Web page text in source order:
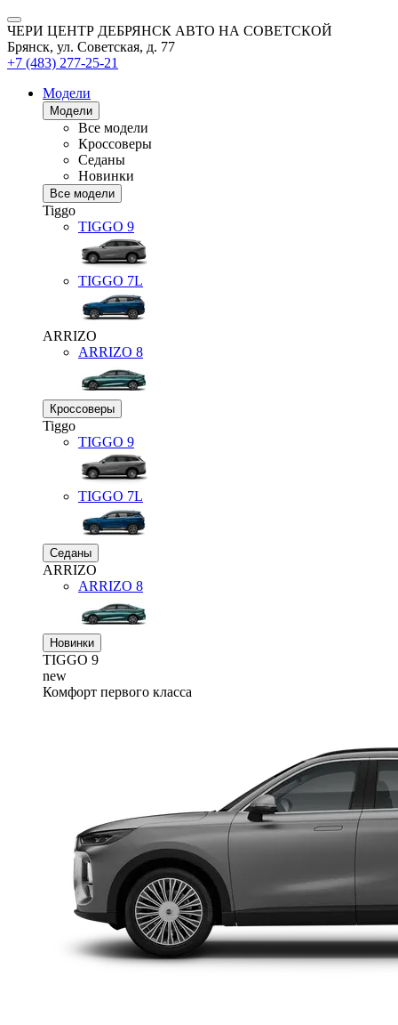
ЧЕРИ ЦЕНТР ДЕБРЯНСК АВТО НА СОВЕТСКОЙ
Брянск, ул. Советская, д. 77
+7 (483) 277-25-21
Модели
Модели
Все модели
Кроссоверы
Седаны
Новинки
Все модели
Tiggo
TIGGO 9
TIGGO 7L
ARRIZO
ARRIZO 8
Кроссоверы
Tiggo
TIGGO 9
TIGGO 7L
Седаны
ARRIZO
ARRIZO 8
Новинки
TIGGO 9
new
Комфорт первого класса